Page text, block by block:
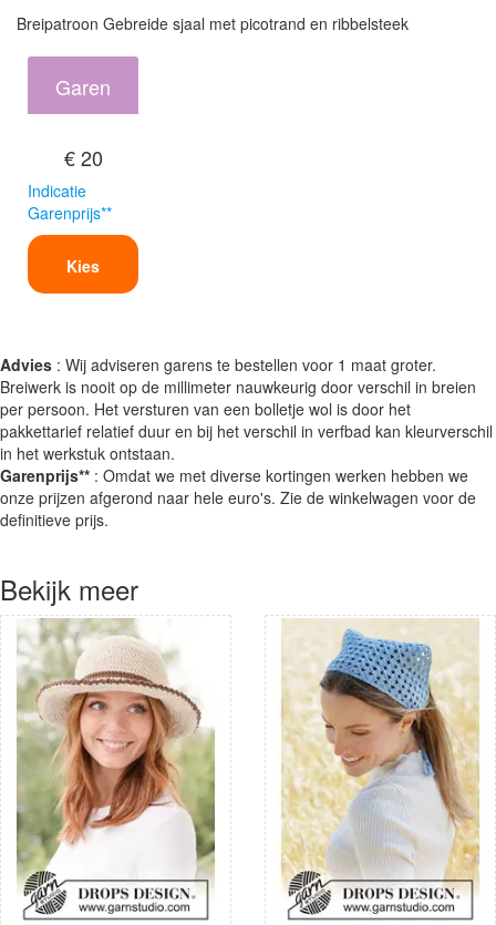
Breipatroon Gebreide sjaal met picotrand en ribbelsteek
Garen
€ 20
Indicatie
Garenprijs**
Kies
Advies : Wij adviseren garens te bestellen voor 1 maat groter.
Breiwerk is nooit op de millimeter nauwkeurig door verschil in breien
per persoon. Het versturen van een bolletje wol is door het
pakkettarief relatief duur en bij het verschil in verfbad kan kleurverschil
in het werkstuk ontstaan.
Garenprijs** : Omdat we met diverse kortingen werken hebben we
onze prijzen afgerond naar hele euro's. Zie de winkelwagen voor de
definitieve prijs.
Bekijk meer